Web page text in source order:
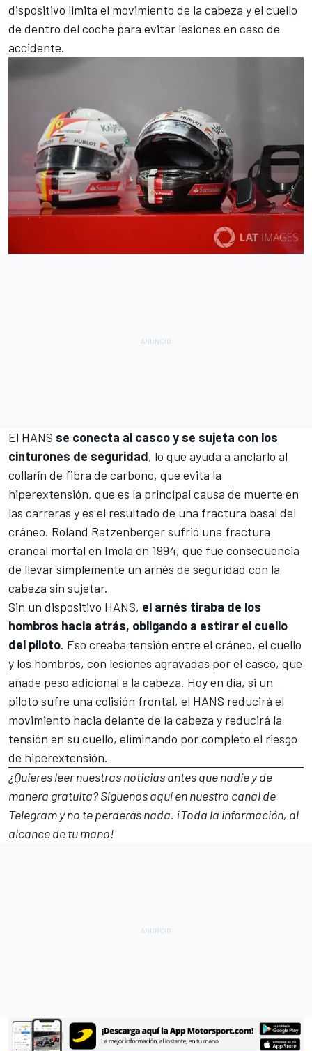
dispositivo limita el movimiento de la cabeza y el cuello
de dentro del coche para evitar lesiones en caso de
accidente.
El HANS se conecta al casco y se sujeta con los
cinturones de seguridad, lo que ayuda a anclarlo al
collarín de fibra de carbono, que evita la
hiperextensión, que es la principal causa de muerte en
las carreras y es el resultado de una fractura basal del
cráneo. Roland Ratzenbergersufrió una fractura
craneal mortal en Imola en 1994, que fue consecuencia
de llevar simplemente un arnés de seguridad con la
cabeza sin sujetar.
Sin un dispositivo HANS, el arnés tiraba de los
hombros hacia atrás, obligando a estirar el cuello
del piloto. Eso creaba tensión entre el cráneo, el cuello
y los hombros, con lesiones agravadas por el casco, que
añade peso adicional a la cabeza. Hoy en día, si un
piloto sufre una colisión frontal, el HANS reducirá el
movimiento hacia delante de la cabeza y reducirá la
tensión en su cuello, eliminando por completo el riesgo
de hiperextensión.
¿Quieres leer nuestras noticias antes que nadie y de
manera gratuita? Síguenosaquí en nuestro canal de
Telegramy no te perderás nada. ¡Toda la información, al
alcance de tu mano!